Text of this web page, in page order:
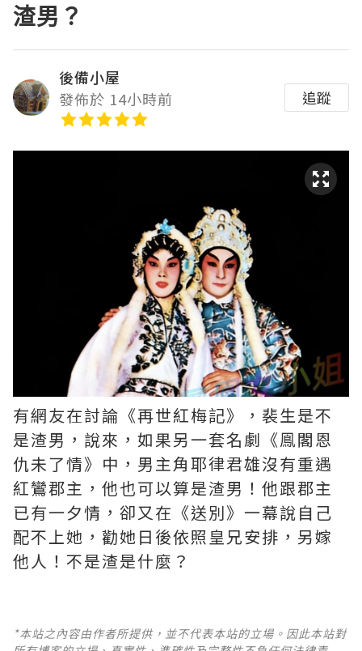
渣男？
後備小屋
發佈於 14小時前
追蹤
有網友在討論《再世紅梅記》，裴生是不
是渣男，說來，如果另一套名劇《鳯閣恩
仇未了情》中，男主角耶律君雄沒有重遇
紅鸞郡主，他也可以算是渣男！他跟郡主
已有一夕情，卻又在《送別》一幕說自己
配不上她，勸她日後依照皇兄安排，另嫁
他人！不是渣是什麼？ ​​​
*本站之內容由作者所提供，並不代表本站的立場。因此本站對